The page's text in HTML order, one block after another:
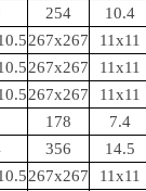
254 10.4
267x267 11x11
267x267 11x11
267x267 11x11
178 7.4
356 14.5
267x267 11x11